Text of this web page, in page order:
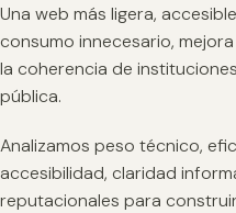
Una web más ligera,
consumo innecesario,
la coherencia de
pública.
Analizamos peso técnico,
accesibilidad, claridad
reputacionales para